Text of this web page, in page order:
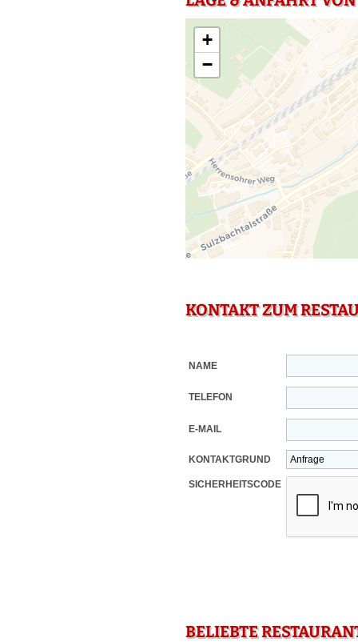
+
−
KONTAKT ZUM
NAME
TELEFON
E-MAIL
KONTAKTGRUND
SICHERHEITSCODE
BELIEBTE